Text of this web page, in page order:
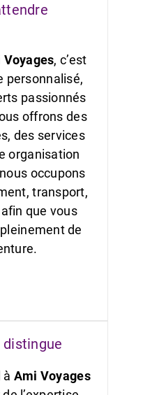
Voyages, c’est
personnalisé,
passionnés
offrons des
des services
organisation
occupons
transport,
que vous
de
distingue
à Ami Voyages